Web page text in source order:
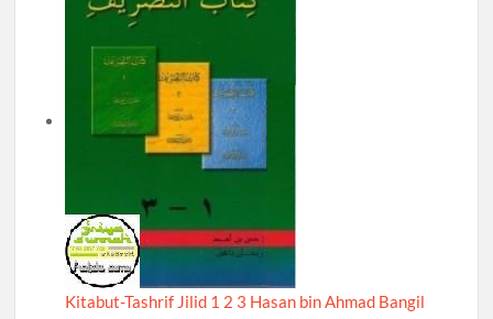
Kitabut-Tashrif Jilid 1 2 3 Hasan bin Ahmad Bangil